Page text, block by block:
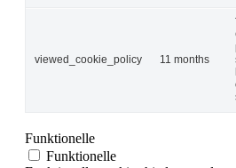
viewed_cookie_policy 11 months
Funktionelle
Funktionelle